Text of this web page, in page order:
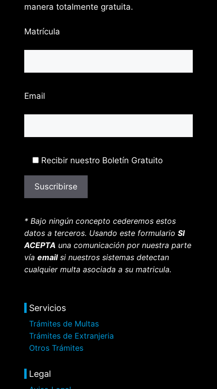
manera totalmente gratuita.
Matrícula
Email
Recibir nuestro Boletín Gratuito
* Bajo ningún concepto cederemos estos
datos a terceros. Usando este formulario SI
ACEPTA una comunicación por nuestra parte
vía emailsi nuestros sistemas detectan
cualquier multa asociada a su matricula.
Servicios
Trámites de Multas
Trámites de Extranjeria
Otros Trámites
Legal